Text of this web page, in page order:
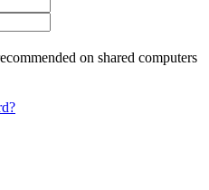
on shared computers